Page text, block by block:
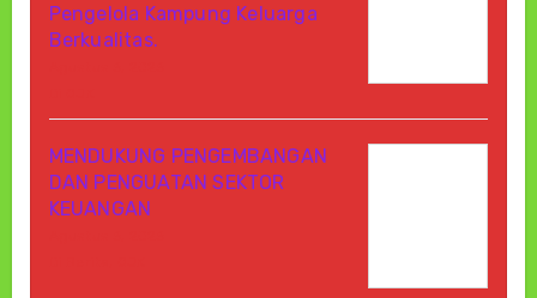
Pengelola Kampung Keluarga
Berkualitas.
MENDUKUNG PENGEMBANGAN
DAN PENGUATAN SEKTOR
KEUANGAN